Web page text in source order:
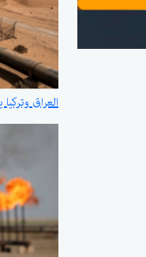
العراق